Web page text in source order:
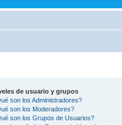
de usuario y grupos
son los Administradores?
son los Moderadores?
son los Grupos de Usuarios?